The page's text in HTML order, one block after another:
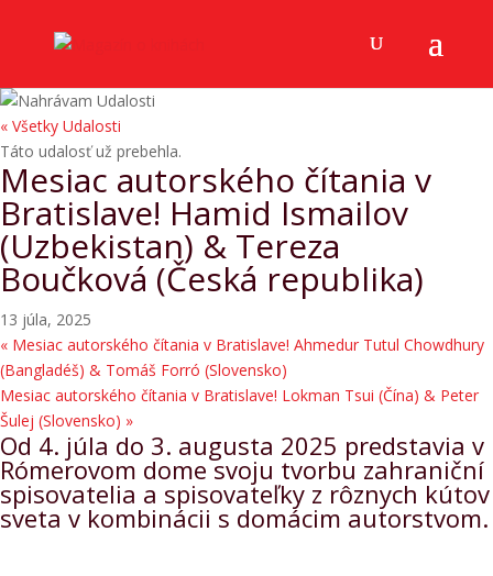
« Všetky Udalosti
Táto udalosť už prebehla.
Mesiac autorského čítania v
Bratislave! Hamid Ismailov
(Uzbekistan) & Tereza
Boučková (Česká republika)
13 júla, 2025
« Mesiac autorského čítania v Bratislave! Ahmedur Tutul Chowdhury
(Bangladéš) & Tomáš Forró (Slovensko)
Mesiac autorského čítania v Bratislave! Lokman Tsui (Čína) & Peter
Šulej (Slovensko) »
Od 4. júla do 3. augusta 2025 predstavia v
Rómerovom dome svoju tvorbu zahraniční
spisovatelia a spisovateľky z rôznych kútov
sveta v kombinácii s domácim autorstvom.